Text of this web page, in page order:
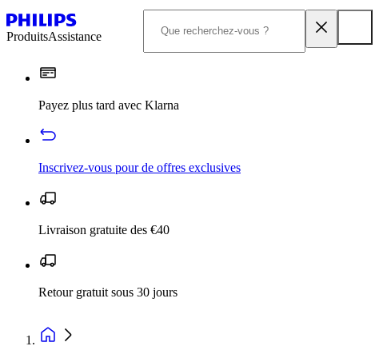
ProduitsAssistance
Payez plus tard avec Klarna
Inscrivez‑vous pour de offres exclusives
Livraison gratuite des €40
Retour gratuit sous 30 jours